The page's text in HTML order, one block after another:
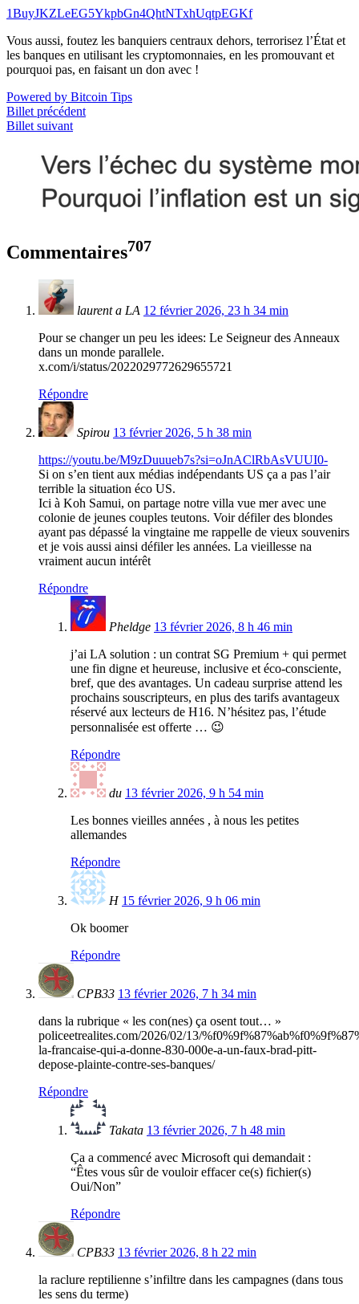
1BuyJKZLeEG5YkpbGn4QhtNTxhUqtpEGKf
Vous aussi, foutez les banquiers centraux dehors, terrorisez l’État et
les banques en utilisant les cryptomonnaies, en les promouvant et
pourquoi pas, en faisant un don avec !
Powered by Bitcoin Tips
Billet précédent
Billet suivant
Commentaires707
laurent a LA 12 février 2026, 23 h 34 min
Pour se changer un peu les idees: Le Seigneur des Anneaux
dans un monde parallele.
x.com/i/status/2022029772629655721
Répondre
Spirou 13 février 2026, 5 h 38 min
https://youtu.be/M9zDuuueb7s?si=oJnAClRbAsVUUI0-
Si on s’en tient aux médias indépendants US ça a pas l’air
terrible la situation éco US.
Ici à Koh Samui, on partage notre villa vue mer avec une
colonie de jeunes couples teutons. Voir défiler des blondes
ayant pas dépassé la vingtaine me rappelle de vieux souvenirs
et je vois aussi ainsi défiler les années. La vieillesse na
vraiment aucun intérêt
Répondre
Pheldge 13 février 2026, 8 h 46 min
j’ai LA solution : un contrat SG Premium + qui permet
une fin digne et heureuse, inclusive et éco-consciente,
bref, que des avantages. Un cadeau surprise attend les
prochains souscripteurs, en plus des tarifs avantageux
réservé aux lecteurs de H16. N’hésitez pas, l’étude
personnalisée est offerte … 😉
Répondre
du 13 février 2026, 9 h 54 min
Les bonnes vieilles années , à nous les petites
allemandes
Répondre
H 15 février 2026, 9 h 06 min
Ok boomer
Répondre
CPB33 13 février 2026, 7 h 34 min
dans la rubrique « les con(nes) ça osent tout… »
policeetrealites.com/2026/02/13/
la-francaise-qui-a-donne-830-000e-a-un-faux-brad-pitt-
depose-plainte-contre-ses-banques/
Répondre
Takata 13 février 2026, 7 h 48 min
Ça a commencé avec Microsoft qui demandait :
“Êtes vous sûr de vouloir effacer ce(s) fichier(s)
Oui/Non”
Répondre
CPB33 13 février 2026, 8 h 22 min
la raclure reptilienne s’infiltre dans les campagnes (dans tous
les sens du terme)